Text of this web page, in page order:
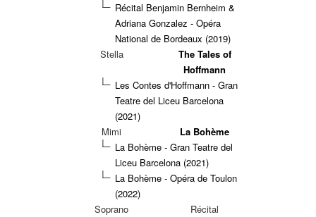
Récital Benjamin Bernheim &
Adriana Gonzalez - Opéra
National de Bordeaux (2019)
Stella
The Tales of
Hoffmann
Les Contes d'Hoffmann - Gran
Teatre del Liceu Barcelona
(2021)
Mimi
La Bohème
La Bohème - Gran Teatre del
Liceu Barcelona (2021)
La Bohème - Opéra de Toulon
(2022)
Soprano
Récital